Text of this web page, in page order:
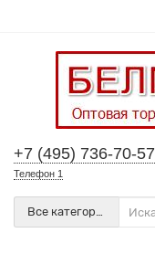
+7 (495) 736-70-57
Телефон 1
Все категории